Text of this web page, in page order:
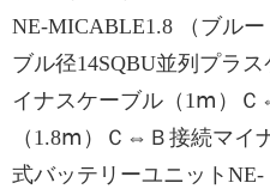
NE-MICABLE1.8 （ブル
ブル径14SQBU並列プラ
イナスケーブル（1ⅿ）
（1.8ⅿ）Ｃ⇔Ｂ接続マイ
式バッテリーユニットNE-